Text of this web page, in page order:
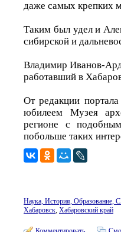
даже самых крепких
Таким был удел и
сибирской и
Владимир Иванов-
работавший в
От редакции
юбилеем Музея
регионе с
побольше таких
Наука, История, Образование,
Хабаровск, Хабаровский край